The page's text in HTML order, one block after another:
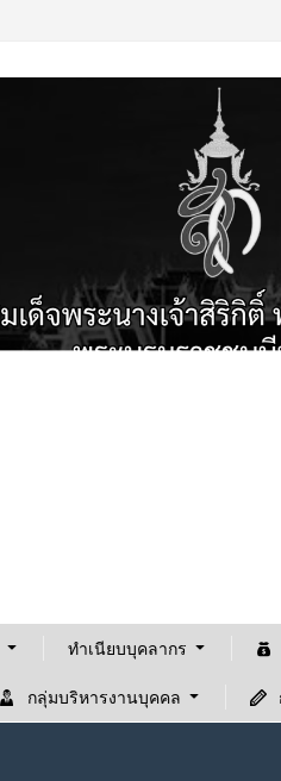
ทำเนียบบุคลากร
กลุ่มบริหารงานบุคคล